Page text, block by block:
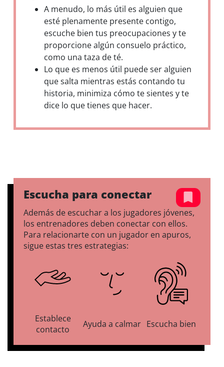
A menudo, lo más útil es alguien que
esté plenamente presente contigo,
escuche bien tus preocupaciones y te
proporcione algún consuelo práctico,
como una taza de té.
Lo que es menos útil puede ser alguien
que salta mientras estás contando tu
historia, minimiza cómo te sientes y te
dice lo que tienes que hacer.
Escucha para conectar
Además de escuchar a los jugadores jóvenes,
los entrenadores deben conectar con ellos.
Para relacionarte con un jugador en apuros,
sigue estas tres estrategias:
Establece
contacto
Ayuda a calmar Escucha bien